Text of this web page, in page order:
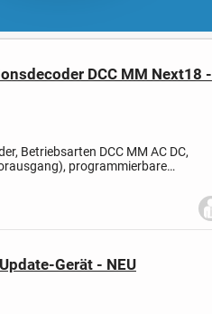
DCC MM Next18 -
Betriebsarten DCC MM AC DC,
programmierbare
bei...
Gerät - NEU